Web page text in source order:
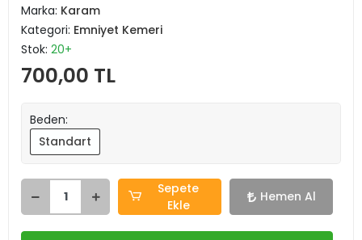
Marka: Karam
Kategori: Emniyet Kemeri
Stok: 20+
700,00 TL
Beden:
Standart
Sepete
Ekle
Hemen Al